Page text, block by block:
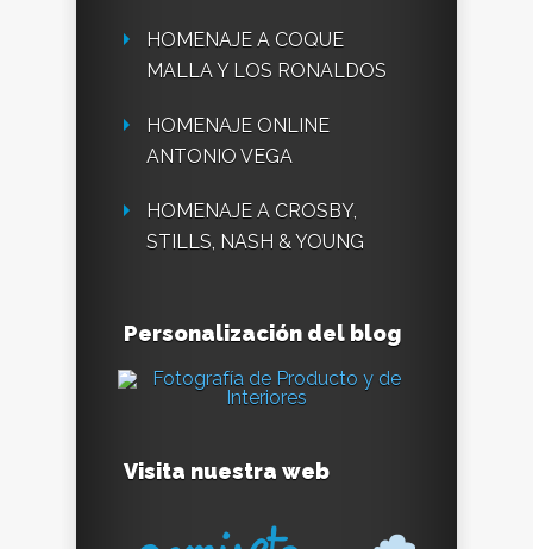
HOMENAJE A COQUE
MALLA Y LOS RONALDOS
HOMENAJE ONLINE
ANTONIO VEGA
HOMENAJE A CROSBY,
STILLS, NASH & YOUNG
Personalización del blog
Visita nuestra web